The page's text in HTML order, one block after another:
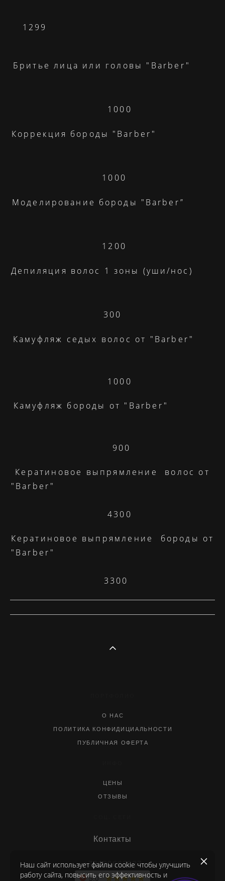
1299
Бритье лица или головы "Barber"
1000
Коррекция бороды "Barber"
1000
Моделирование бороды "Barber”
1200
Депиляция волос 1 зоны (уши/нос)
300
Камуфляж седых волос от "Barber"
1000
Камуфляж бороды от "Barber"
900
Кератиновое выпрямление волос от
"Barber"
4300
Кератиновое выпрямление бороды от
"Barber"
3300
О НАС
ПОЛИТИКА КОНФИДИЦИАЛЬНОСТИ
ПУБЛИЧНАЯ ОФЕРТА
ЦЕНЫ
ОТЗЫВЫ
Контакты
+79629663337
Наш сайт использует файлы cookie чтобы улучшить
работу сайта, повысить его эффективность и